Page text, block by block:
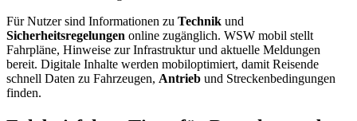
Für Nutzer sind Informationen zu Technik und
Sicherheitsregelungen online zugänglich. WSW mobil stellt
Fahrpläne, Hinweise zur Infrastruktur und aktuelle Meldungen
bereit. Digitale Inhalte werden mobiloptimiert, damit Reisende
schnell Daten zu Fahrzeugen, Antrieb und Streckenbedingungen
finden.